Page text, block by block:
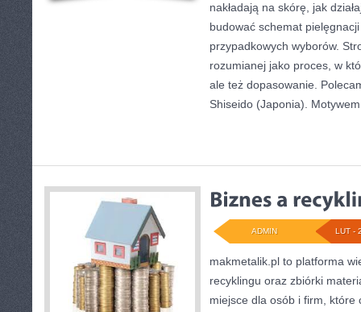
nakładają na skórę, jak
budować schemat
przypadkowych wyborów.
rozumianej jako proces, w
ale też dopasowanie.
Shiseido (Japonia). Motywem
LUT -
ADMIN
makmetalik.pl to platforma
recyklingu oraz zbiórki
miejsce dla osób i firm, które